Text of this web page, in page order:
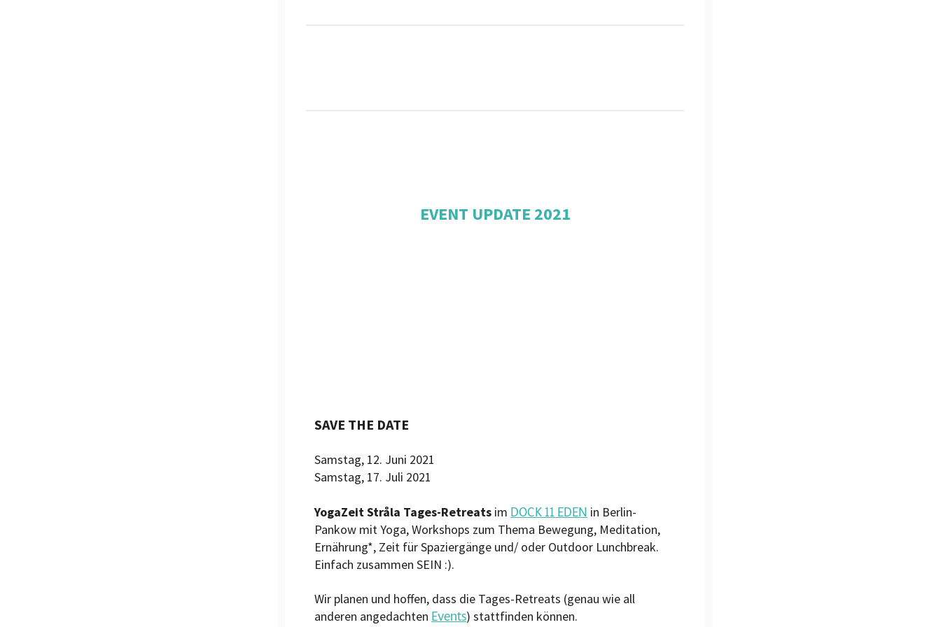
EVENT UPDATE 2021
SAVE THE DATE
Samstag, 12. Juni 2021
Samstag, 17. Juli 2021
YogaZeit Stråla Tages-Retreats im DOCK 11 EDEN in Berlin-
Pankow mit Yoga, Workshops zum Thema Bewegung, Meditation,
Ernährung*, Zeit für Spaziergänge und/ oder Outdoor Lunchbreak.
Einfach zusammen SEIN :).
Wir planen und hoffen, dass die Tages-Retreats (genau wie all
anderen angedachten Events) stattfinden können.